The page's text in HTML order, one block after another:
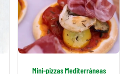
Mini-pizzas Mediterráneas